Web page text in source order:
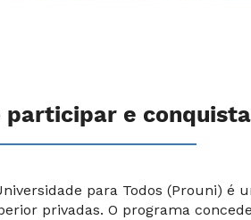
participar e
para Todos (Prouni) é
privadas. O programa concede